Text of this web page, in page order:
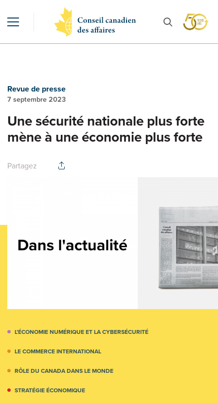
Revue de presse
7 septembre 2023
Une sécurité nationale plus forte
mène à une économie plus forte
Partagez
L’ÉCONOMIE NUMÉRIQUE ET LA CYBERSÉCURITÉ
LE COMMERCE INTERNATIONAL
RÔLE DU CANADA DANS LE MONDE
STRATÉGIE ÉCONOMIQUE